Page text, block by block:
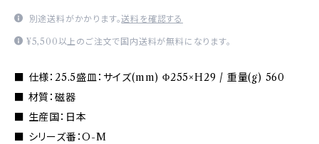
別途送料がかかります。送料を確認する
¥5,500以上のご注文で国内送料が無料になります。
■ 仕様：25.5盛皿：サイズ(mm) Φ255×H29 / 重量(g) 560
■ 材質：磁器
■ 生産国：日本
■ シリーズ番：O-M